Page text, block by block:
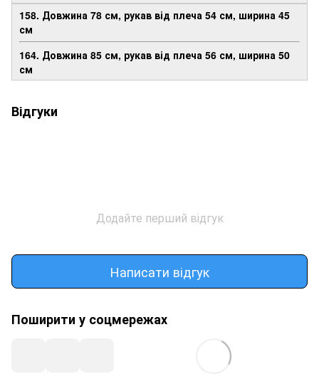
158. Довжина 78 см, рукав від плеча 54 см, ширина 45
см
164. Довжина 85 см, рукав від плеча 56 см, ширина 50
см
Відгуки
Додайте перший відгук
Написати відгук
Поширити у соцмережах